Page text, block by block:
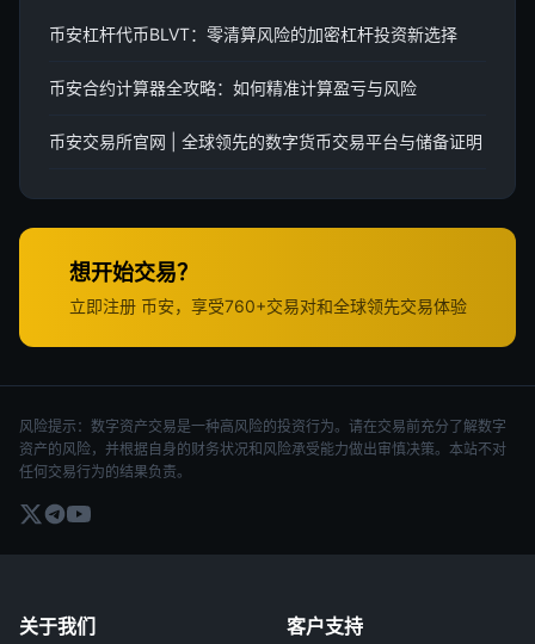
币安杠杆代币BLVT：零清算风险的加密杠杆投资新选择
币安合约计算器全攻略：如何精准计算盈亏与风险
币安交易所官网 | 全球领先的数字货币交易平台与储备证明
想开始交易？
立即注册 币安，享受760+交易对和全球领先交易体验
风险提示：数字资产交易是一种高风险的投资行为。请在交易前充分了解数字
资产的风险，并根据自身的财务状况和风险承受能力做出审慎决策。本站不对
任何交易行为的结果负责。
关于我们 客户支持